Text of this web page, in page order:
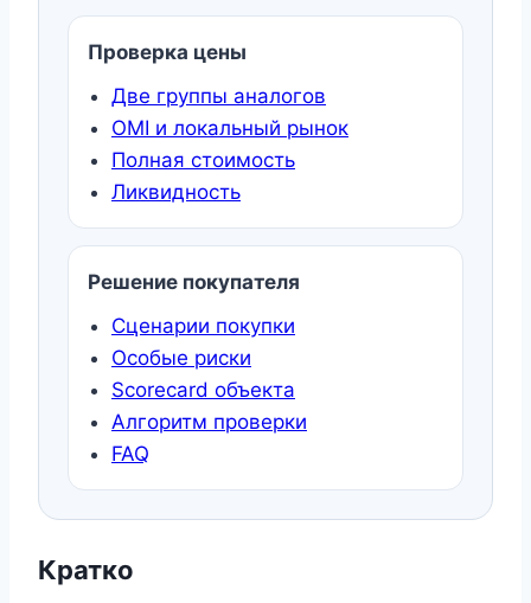
Проверка цены
Две группы аналогов
OMI и локальный рынок
Полная стоимость
Ликвидность
Решение покупателя
Сценарии покупки
Особые риски
Scorecard объекта
Алгоритм проверки
FAQ
Кратко